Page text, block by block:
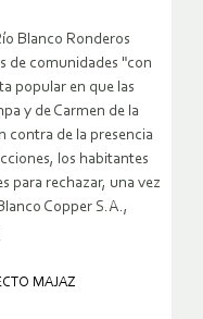
Blanco Ronderos
de comunidades "con
popular en que las
y de Carmen de la
contra de la presencia
los habitantes
para rechazar, una vez
Copper S.A.,
MAJAZ